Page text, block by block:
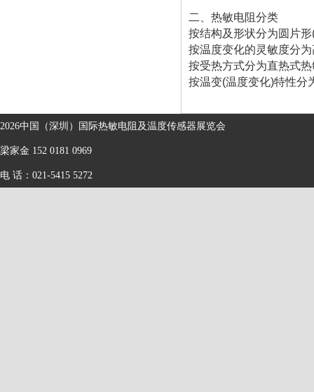
二、热敏电阻分类
按结构及形状分为圆片
按温度变化的灵敏度分
按受热方式分为直热式
按温变(温度变化)特性分
2026中国（深圳）国际热敏电阻及温度传感器展览会
梁家金 152 0181 0969
电 话：021-5415 5272